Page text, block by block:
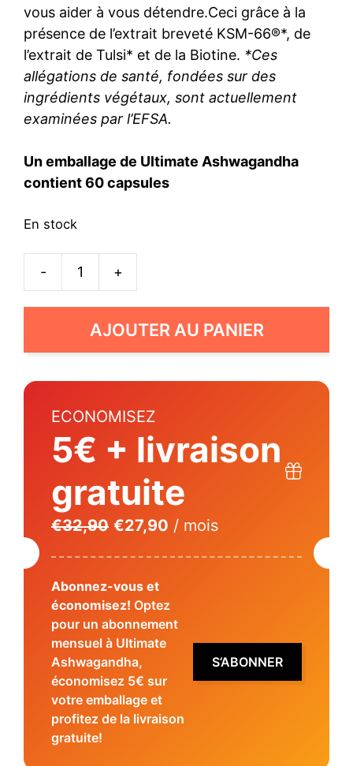
vous aider à vous détendre.Ceci grâce à la
présence de l’extrait breveté KSM-66®*, de
l’extrait de Tulsi* et de la Biotine. *Ces
allégations de santé, fondées sur des
ingrédients végétaux, sont actuellement
examinées par l’EFSA.
Un emballage de Ultimate Ashwagandha
contient 60 capsules
En stock
-
de
Ultimate
+
AJOUTER AU PANIER
ECONOMISEZ
5€ + livraison
gratuite
€32,90 Le
était :
€32,90.
€27,90 Le
€27,90.
/ mois
Abonnez-vous et
économisez! Optez
pour un abonnement
mensuel à Ultimate
Ashwagandha,
économisez 5€ sur
votre emballage et
profitez de la livraison
gratuite!
S’ABONNER